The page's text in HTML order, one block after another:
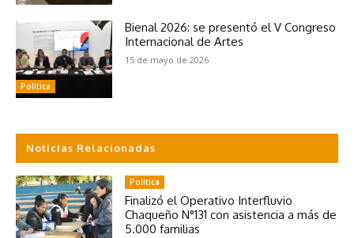
Política
Bienal 2026: se presentó el V Congreso
Internacional de Artes
15 de mayo de 2026
Noticias Relacionadas
Política
Finalizó el Operativo Interfluvio
Chaqueño N°131 con asistencia a más de
5.000 familias